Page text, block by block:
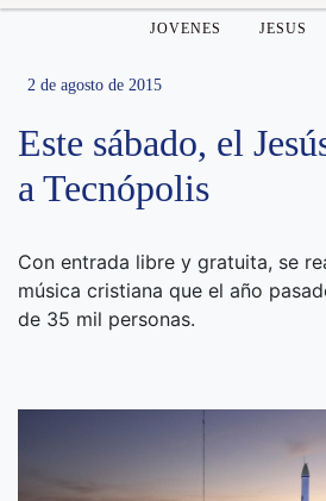
JOVENES JESUS
2 de agosto de 2015
Este sábado, el
a Tecnópolis
Con entrada libre y gratuita, se
música cristiana que el año
de 35 mil personas.